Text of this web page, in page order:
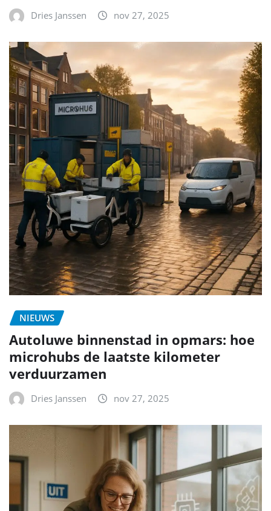
Dries Janssen nov 27, 2025
NIEUWS
Autoluwe binnenstad in opmars: hoe
microhubs de laatste kilometer
verduurzamen
Dries Janssen nov 27, 2025